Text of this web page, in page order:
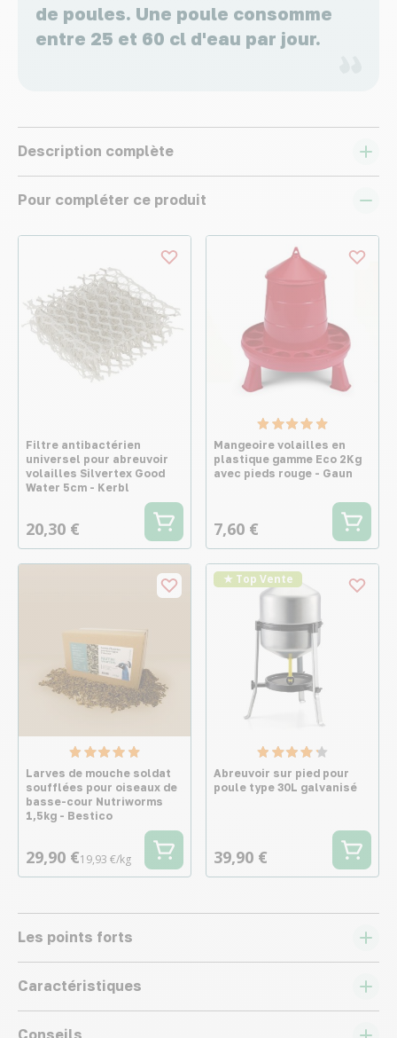
de poules. Une poule consomme
entre 25 et 60 cl d'eau par jour.
Description complète
Pour compléter ce produit
Filtre antibactérien
universel pour abreuvoir
volailles Silvertex Good
Water 5cm - Kerbl
20,30 €
Mangeoire volailles en
plastique gamme Eco 2Kg
avec pieds rouge - Gaun
7,60 €
Larves de mouche soldat
soufflées pour oiseaux de
basse-cour Nutriworms
1,5kg - Bestico
29,90 €19,93 €/kg
★ Top Vente
Abreuvoir sur pied pour
poule type 30L galvanisé
39,90 €
Les points forts
Caractéristiques
Conseils